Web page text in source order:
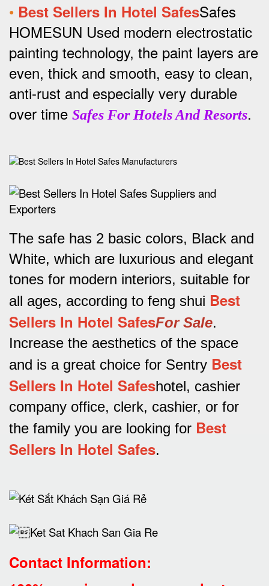
• Best Sellers In Hotel SafesSafes
HOMESUN Used modern electrostatic
painting technology, the paint layers are
even, thick and smooth, easy to clean,
anti-rust and especially very durable
over time Safes For Hotels And Resorts.
The safe has 2 basic colors, Black and
White, which are luxurious and elegant
tones for modern interiors, suitable for
all ages, according to feng shui Best
Sellers In Hotel SafesFor Sale.
Increase the aesthetics of the space
and is a great choice for Sentry Best
Sellers In Hotel Safeshotel, cashier
company office, clerk, cashier, or for
the family you are looking for Best
Sellers In Hotel Safes.
Contact Information: